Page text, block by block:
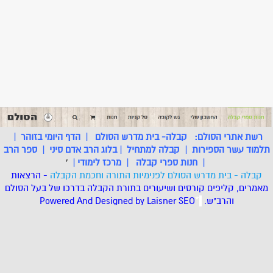
רשת אתרי הסולם: קבלה- בית מדרש הסולם |הדף היומי בזוהר |
תלמוד עשר הספירות | קבלה למתחיל |בלוג הרב אדם סיני |ספר הרב
| חנות ספרי קבלה | מרכז לימודי |
'
קבלה - בית מדרש הסולם לפנימיות התורה וחכמת הקבלה - הרצאות
מאמרים, קליפים קורסים ושיעורים בתורת הקבלה בדרכו של בעל הסולם
והרב"ש. *
Powered And Designed by LaisnerSEO